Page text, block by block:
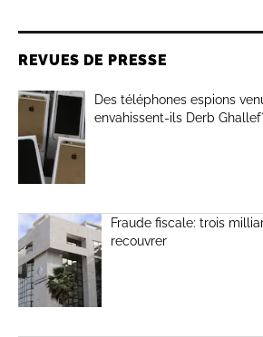
REVUES DE PRESSE
Des téléphones espions
envahissent-ils Derb
Fraude fiscale: trois
recouvrer